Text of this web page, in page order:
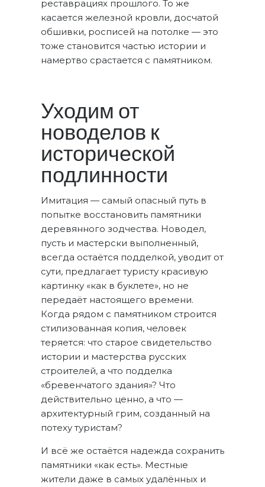
реставрациях прошлого. То же
касается железной кровли, досчатой
обшивки, росписей на потолке — это
тоже становится частью истории и
намертво срастается с памятником.
Уходим от
новоделов к
исторической
подлинности
Имитация — самый опасный путь в
попытке восстановить памятники
деревянного зодчества. Новодел,
пусть и мастерски выполненный,
всегда остаётся подделкой, уводит от
сути, предлагает туристу красивую
картинку «как в буклете», но не
передаёт настоящего времени.
Когда рядом с памятником строится
стилизованная копия, человек
теряется: что старое свидетельство
истории и мастерства русских
строителей, а что подделка
«бревенчатого здания»? Что
действительно ценно, а что —
архитектурный грим, созданный на
потеху туристам?
И всё же остаётся надежда сохранить
памятники «как есть». Местные
жители даже в самых удалённых и